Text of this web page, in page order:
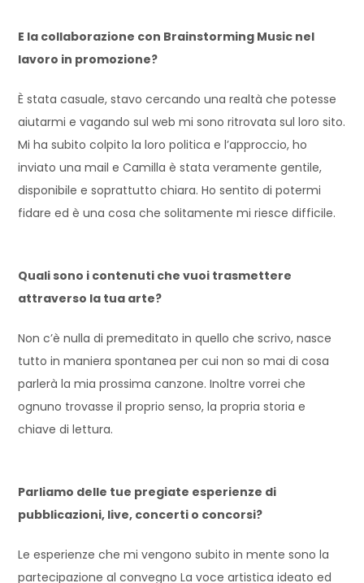
E la collaborazione con Brainstorming Music nel
lavoro in promozione?
È stata casuale, stavo cercando una realtà che potesse
aiutarmi e vagando sul web mi sono ritrovata sul loro sito.
Mi ha subito colpito la loro politica e l’approccio, ho
inviato una mail e Camilla è stata veramente gentile,
disponibile e soprattutto chiara. Ho sentito di potermi
fidare ed è una cosa che solitamente mi riesce difficile.
Quali sono i contenuti che vuoi trasmettere
attraverso la tua arte?
Non c’è nulla di premeditato in quello che scrivo, nasce
tutto in maniera spontanea per cui non so mai di cosa
parlerà la mia prossima canzone. Inoltre vorrei che
ognuno trovasse il proprio senso, la propria storia e
chiave di lettura.
Parliamo delle tue pregiate esperienze di
pubblicazioni, live, concerti o concorsi?
Le esperienze che mi vengono subito in mente sono la
partecipazione al convegno La voce artistica ideato ed